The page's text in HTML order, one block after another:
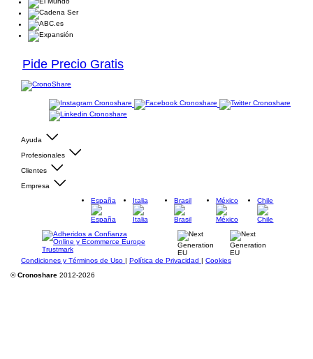
Pide Precio Gratis
Ayuda
Profesionales
Clientes
Empresa
España
Italia Brasil México Chile
Condiciones y Términos de Uso | Política de Privacidad | Cookies
©Cronoshare 2012-2026